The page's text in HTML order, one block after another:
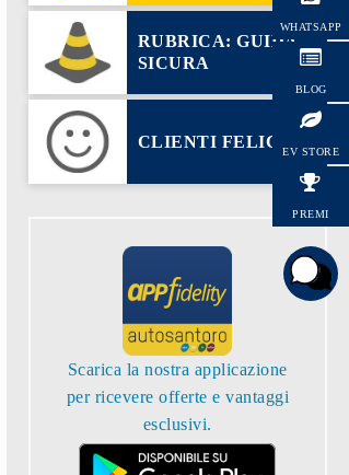
WHATSAPP
BLOG
HYUNDAI
EV STORE
PREMI
RUBRICA: GUIDA
SICURA
CLIENTI FELICI
Scarica la nostra applicazione
per ricevere offerte e vantaggi
esclusivi.